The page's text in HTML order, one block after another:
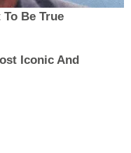
Be True
Iconic And